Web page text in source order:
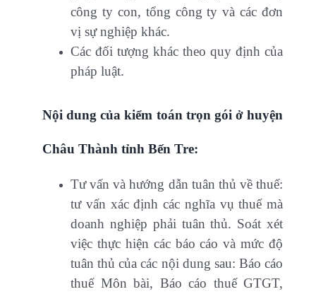
công ty con, tổng công ty và các đơn
vị sự nghiệp khác.
Các đối tượng khác theo quy định của
pháp luật.
Nội dung của kiểm toán trọn gói ở huyện
Châu Thành tỉnh Bến Tre:
Tư vấn và hướng dẫn tuân thủ về thuế:
tư vấn xác định các nghĩa vụ thuế mà
doanh nghiệp phải tuân thủ. Soát xét
việc thực hiện các báo cáo và mức độ
tuân thủ của các nội dung sau: Báo cáo
thuế Môn bài, Báo cáo thuế GTGT,